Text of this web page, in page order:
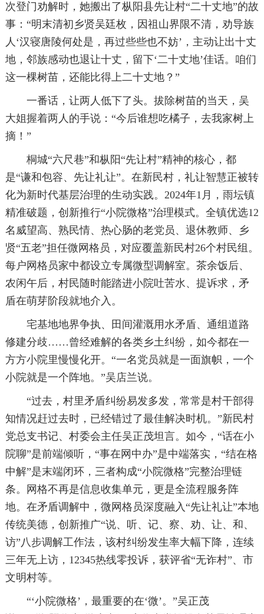
次登门劝解时，她搬出了枞阳县先让村“二十丈地”的故
事：“明末清初乡贤吴廷枚，因祖山界限不清，劝导族
人‘汉寝唐陵何处是，再过些些也不妨’，主动让出十丈
地，邻族感动也退让十丈，留下‘二十丈地’佳话。咱们
这一棵树苗，还能比得上二十丈地？”
一番话，让两人低下了头。拔除树苗的当天，吴
大姐握着两人的手说：“今后谁想吃橘子，去我家树上
摘！”
桐城“六尺巷”和枞阳“先让村”精神的核心，都
是“谦和包容、先让礼让”。在新民村，礼让智慧正被转
化为新时代基层治理的生动实践。2024年1月，雨坛镇
精准破题，创新推行“小院微格”治理模式。全镇优选12
名威望高、熟民情、热心肠的老党员、退休教师、乡
贤“五老”担任微网格员，对应覆盖新民村26个村民组。
每户网格员家中都设立专属微型调解室。茶余饭后、
农闲午后，村民随时能踏进小院吐苦水、提诉求，矛
盾在萌芽阶段就地介入。
宅基地地界争执、田间灌溉用水矛盾、通组道路
修建分歧……曾经难解的各类乡土纠纷，如今都在一
方方小院里慢慢化开。“一名党员就是一面旗帜，一个
小院就是一个阵地。”吴店兰说。
“过去，村里矛盾纠纷易发多发，常常是村干部得
知情况赶过去时，已经错过了最佳解决时机。”新民村
党总支书记、村委会主任吴正茂坦言。如今，“话在小
院聊”是前端倾听，“事在网中办”是中端落实，“结在格
中解”是末端闭环，三者构成“小院微格”完整治理链
条。网格不再是信息收集单元，更是全流程服务阵
地。在矛盾调解中，微网格员深度融入“先让礼让”本地
传统美德，创新推广“说、听、记、察、劝、让、和、
访”八步调解工作法，该村纠纷发生率大幅下降，连续
三年无上访，12345热线零投诉，获评省“无诈村”、市
文明村等。
“‘小院微格’，最重要的在‘微’。”吴正茂